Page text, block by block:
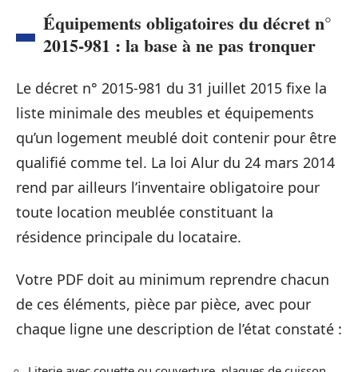
Équipements obligatoires du décret n°
2015-981 : la base à ne pas tronquer
Le décret n° 2015-981 du 31 juillet 2015 fixe la
liste minimale des meubles et équipements
qu’un logement meublé doit contenir pour être
qualifié comme tel. La loi Alur du 24 mars 2014
rend par ailleurs l’inventaire obligatoire pour
toute location meublée constituant la
résidence principale du locataire.
Votre PDF doit au minimum reprendre chacun
de ces éléments, pièce par pièce, avec pour
chaque ligne une description de l’état constaté :